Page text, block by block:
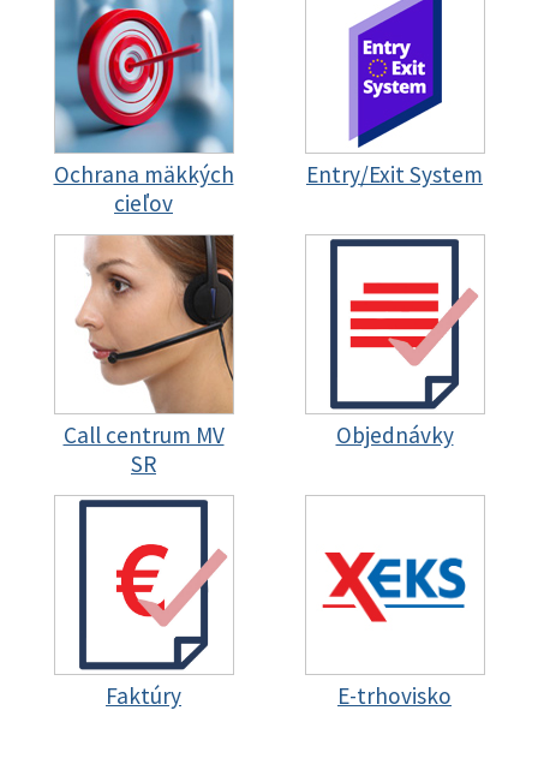
Ochrana mäkkých
cieľov
Entry/Exit System
Call centrum MV
SR
Objednávky
Faktúry E-trhovisko